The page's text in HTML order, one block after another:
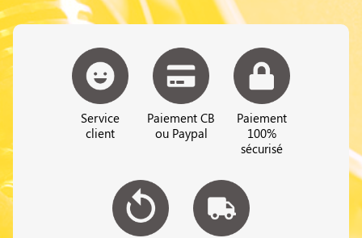
Service
client
Paiement CB
ou Paypal
Paiement
100%
sécurisé